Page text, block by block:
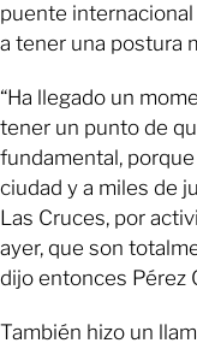
puente internacional
a tener una postura
“Ha llegado un
tener un punto de
fundamental,
ciudad y a miles de
Las Cruces, por
ayer, que son
dijo entonces Pérez
También hizo un